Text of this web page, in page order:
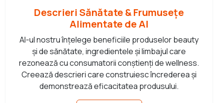
Descrieri Sănătate & Frumusețe
Alimentate de AI
AI-ul nostru înțelege beneficiile produselor beauty
și de sănătate, ingredientele și limbajul care
rezonează cu consumatorii conștienți de wellness.
Creează descrieri care construiesc încrederea și
demonstrează eficacitatea produsului.